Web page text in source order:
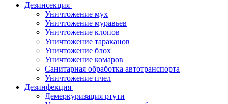
Дезинсекция
Уничтожение мух
Уничтожение муравьев
Уничтожение клопов
Уничтожение тараканов
Уничтожение блох
Уничтожение комаров
Санитарная обработка автотранспорта
Уничтожение пчел
Дезинфекция
Демеркуризация ртути